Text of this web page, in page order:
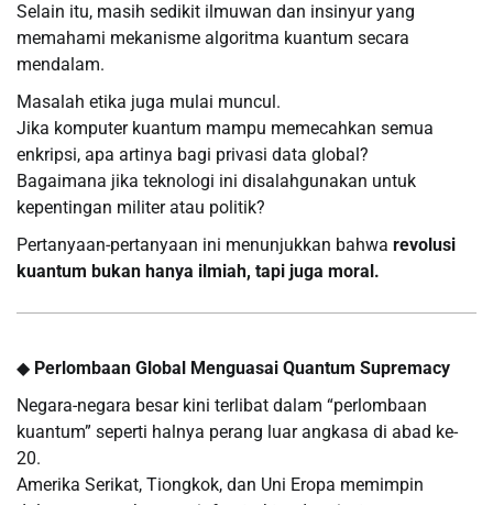
Selain itu, masih sedikit ilmuwan dan insinyur yang
memahami mekanisme algoritma kuantum secara
mendalam.
Masalah etika juga mulai muncul.
Jika komputer kuantum mampu memecahkan semua
enkripsi, apa artinya bagi privasi data global?
Bagaimana jika teknologi ini disalahgunakan untuk
kepentingan militer atau politik?
Pertanyaan-pertanyaan ini menunjukkan bahwa revolusi
kuantum bukan hanya ilmiah, tapi juga moral.
◆ Perlombaan Global Menguasai Quantum Supremacy
Negara-negara besar kini terlibat dalam “perlombaan
kuantum” seperti halnya perang luar angkasa di abad ke-
20.
Amerika Serikat, Tiongkok, dan Uni Eropa memimpin